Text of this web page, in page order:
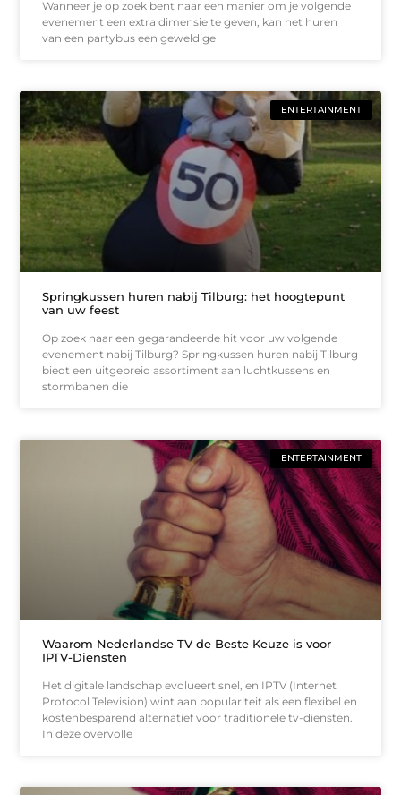
Wanneer je op zoek bent naar een manier om je volgende
evenement een extra dimensie te geven, kan het huren
van een partybus een geweldige
ENTERTAINMENT
Springkussen huren nabij Tilburg: het hoogtepunt
van uw feest
Op zoek naar een gegarandeerde hit voor uw volgende
evenement nabij Tilburg? Springkussen huren nabij Tilburg
biedt een uitgebreid assortiment aan luchtkussens en
stormbanen die
ENTERTAINMENT
Waarom Nederlandse TV de Beste Keuze is voor
IPTV-Diensten
Het digitale landschap evolueert snel, en IPTV (Internet
Protocol Television) wint aan populariteit als een flexibel en
kostenbesparend alternatief voor traditionele tv-diensten.
In deze overvolle